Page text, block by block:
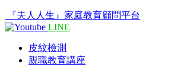
『夫人人生』家庭教育顧問平台
LINE
皮紋檢測
親職教育講座